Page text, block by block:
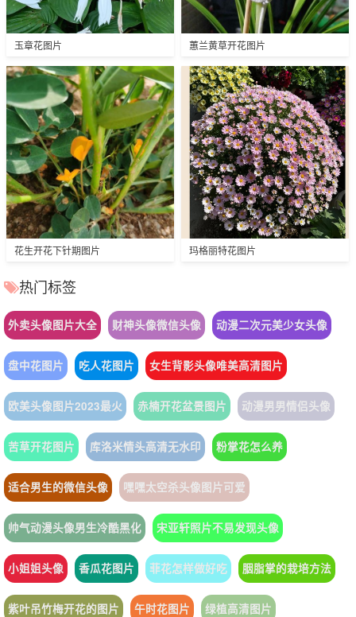
玉章花图片 蕙兰黄草开花图片
花生开花下针期图片 玛格丽特花图片
热门标签
外卖头像图片大全 财神头像微信头像 动漫二次元美少女头像
盘中花图片 吃人花图片 女生背影头像唯美高清图片
欧美头像图片2023最火 赤楠开花盆景图片 动漫男男情侣头像
苦草开花图片 库洛米情头高清无水印 粉掌花怎么养
适合男生的微信头像 嘿嘿太空杀头像图片可爱
帅气动漫头像男生冷酷黑化 宋亚轩照片不易发现头像
小姐姐头像 香瓜花图片 菲花怎样做好吃 胭脂掌的栽培方法
紫叶吊竹梅开花的图片 午时花图片 绿植高清图片